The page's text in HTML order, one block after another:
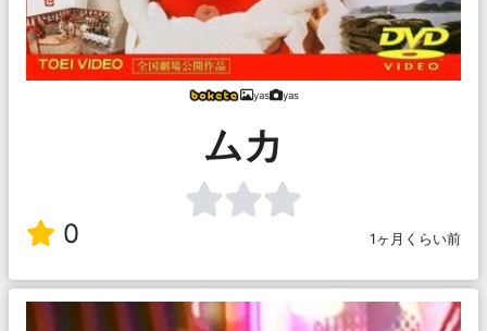
yas yas
ムカ
0 1ヶ月くらい前